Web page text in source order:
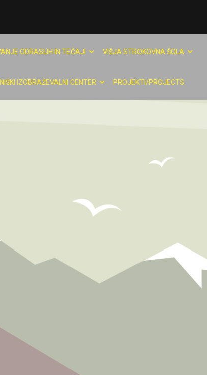
ODRASLIH IN TEČAJI VIŠJA STROKOVNA ŠOLA
IZOBRAŽEVALNI CENTER PROJEKTI/PROJECTS